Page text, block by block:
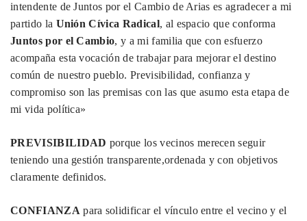
intendente de Juntos por el Cambio de Arias es agradecer a mi
partido la Unión Cívica Radical, al espacio que conforma
Juntos por el Cambio, y a mi familia que con esfuerzo
acompaña esta vocación de trabajar para mejorar el destino
común de nuestro pueblo. Previsibilidad, confianza y
compromiso son las premisas con las que asumo esta etapa de
mi vida política»
PREVISIBILIDAD porque los vecinos merecen seguir
teniendo una gestión transparente,ordenada y con objetivos
claramente definidos.
CONFIANZA para solidificar el vínculo entre el vecino y el